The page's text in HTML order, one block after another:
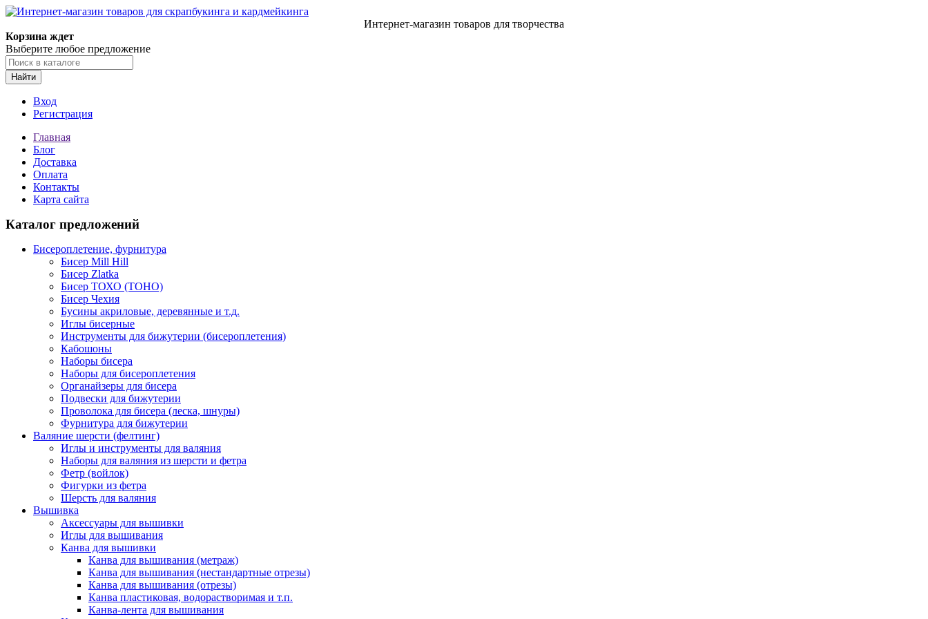
Интернет-магазин товаров для творчества
Корзина ждет
Выберите любое предложение
Найти
Вход
Регистрация
Главная
Блог
Доставка
Оплата
Контакты
Карта сайта
Каталог предложений
Бисероплетение, фурнитура
Бисер Mill Hill
Бисер Zlatka
Бисер ТОХО (TOHO)
Бисер Чехия
Бусины акриловые, деревянные и т.д.
Иглы бисерные
Инструменты для бижутерии (бисероплетения)
Кабошоны
Наборы бисера
Наборы для бисероплетения
Органайзеры для бисера
Подвески для бижутерии
Проволока для бисера (леска, шнуры)
Фурнитура для бижутерии
Валяние шерсти (фелтинг)
Иглы и инструменты для валяния
Наборы для валяния из шерсти и фетра
Фетр (войлок)
Фигурки из фетра
Шерсть для валяния
Вышивка
Аксессуары для вышивки
Иглы для вышивания
Канва для вышивки
Канва для вышивания (метраж)
Канва для вышивания (нестандартные отрезы)
Канва для вышивания (отрезы)
Канва пластиковая, водорастворимая и т.п.
Канва-лента для вышивания